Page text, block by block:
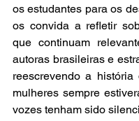
os estudantes para os
os convida a refletir
que continuam
autoras brasileiras e
reescrevendo a
mulheres sempre
vozes tenham sido